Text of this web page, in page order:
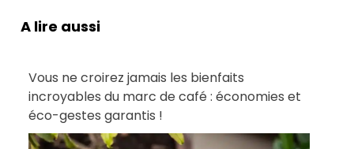
A lire aussi
Vous ne croirez jamais les bienfaits
incroyables du marc de café : économies et
éco-gestes garantis !